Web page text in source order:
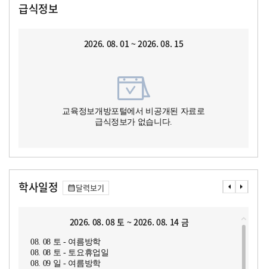
급식정보
2026. 08. 01 ~ 2026. 08. 15
교육정보개방포털에서 비공개된 자료로
급식정보가 없습니다.
학사일정 달력보기
2026. 08. 08 토 ~ 2026. 08. 14 금
08. 08 토 - 여름방학
08. 08 토 - 토요휴업일
08. 09 일 - 여름방학